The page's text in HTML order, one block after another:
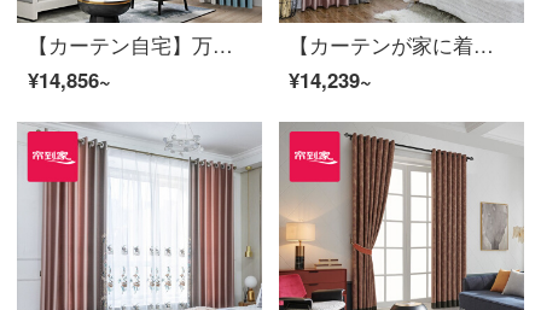
【カーテン自宅】万里の長城カーテンの完成品オーダーメードダウンウィンドウの高遮光リビングルームのジャカード定型化ステッチ取付JBLW-011 Sフック/カーテンヘッドを含まない(高さ2.6 m以内で改変可能)XLカーテンのセット/ダブルオープン(適用窓の幅4.1-4.4 m)
¥14,856~
【カーテンが家に着く】新中国式カーテンの完成品の定型化は高遮光リビングルームの高精密な湯圓粉の花をつないで特注地窓JBLW-009 Sフック/カーテンヘッドを含まない(高さ2.6メートル以内で改変可能)XLのカーテンセット/ダブルオープン(適用窓幅3.5-4.1メートル)
¥14,239~